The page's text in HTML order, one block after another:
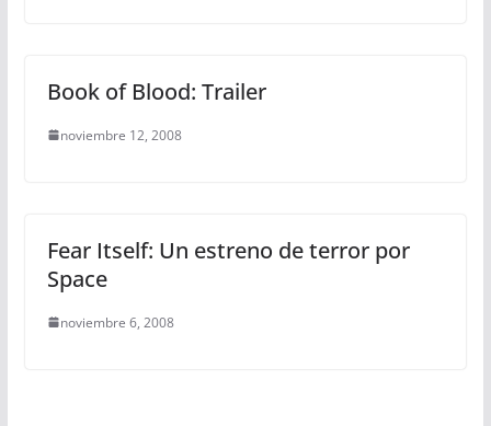
Book of Blood: Trailer
noviembre 12, 2008
Fear Itself: Un estreno de terror por
Space
noviembre 6, 2008